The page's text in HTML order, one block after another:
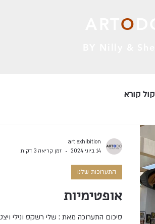
O
קול קורא
אופטימיות
סיכום התערוכה מאת : שלי
התערוכות שלנו
art exhibition
14 ביוני 2024
זמן קריאה 3 דקות